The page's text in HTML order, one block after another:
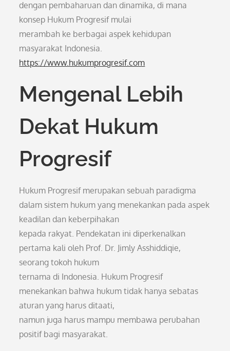
dengan pembaharuan dan dinamika, di mana
konsep Hukum Progresif mulai
merambah ke berbagai aspek kehidupan
masyarakat Indonesia.
https://www.hukumprogresif.com
Mengenal Lebih
Dekat Hukum
Progresif
Hukum Progresif merupakan sebuah paradigma
dalam sistem hukum yang menekankan pada aspek
keadilan dan keberpihakan
kepada rakyat. Pendekatan ini diperkenalkan
pertama kali oleh Prof. Dr. Jimly Asshiddiqie,
seorang tokoh hukum
ternama di Indonesia. Hukum Progresif
menekankan bahwa hukum tidak hanya sebatas
aturan yang harus ditaati,
namun juga harus mampu membawa perubahan
positif bagi masyarakat.